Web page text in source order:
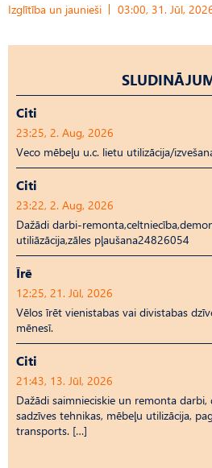
Izglītība un jaunieši 03:00, 31. Jūl,
Citi
23:25, 2. Aug, 2026
Veco mēbeļu u.c. lietu utilizācija/
Citi
23:22, 2. Aug, 2026
Dažādi darbi-
utiliāzācija,zāles pļaušana24826054
Īrē
12:25, 21. Jūl, 2026
Vēlos īrēt vienistabas vai divistabas
mēnesī.
Citi
21:43, 13. Jūl, 2026
Dažādi saimnieciskie un remonta
sadzīves tehnikas, mēbeļu utilizācija,
transports. […]